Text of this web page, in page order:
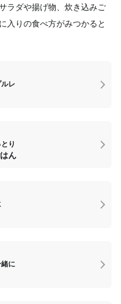
ラダや揚げ物、炊き込みご
りの食べ方がみつかると
レ
り
ん
に